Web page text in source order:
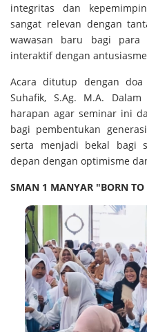
integritas dan
sangat relevan dengan
wawasan baru bagi para
interaktif dengan
Acara ditutup dengan
Suhafik, S.Ag. M.A.
harapan agar seminar ini
bagi pembentukan
serta menjadi bekal bagi
depan dengan optimisme
SMAN 1 MANYAR "BORN